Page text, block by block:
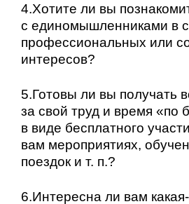
4.Хотите ли вы
с единомышленниками в
профессиональных или
интересов?
5.Готовы ли вы получать
за свой труд и время «по
в виде бесплатного
вам мероприятиях,
поездок и т. п.?
6.Интересна ли вам